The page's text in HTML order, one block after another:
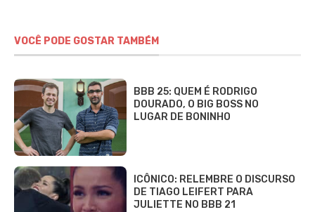
VOCÊ PODE GOSTAR TAMBÉM
BBB 25: QUEM É RODRIGO
DOURADO, O BIG BOSS NO
LUGAR DE BONINHO
ICÔNICO: RELEMBRE O DISCURSO
DE TIAGO LEIFERT PARA
JULIETTE NO BBB 21